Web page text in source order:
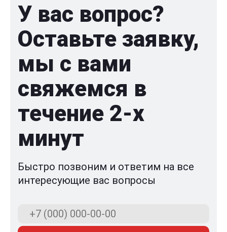
У вас вопрос?
Оставьте заявку,
мы с вами
свяжемся в
течение 2-x
минут
Быстро позвоним и ответим на все
интересующие вас вопросы